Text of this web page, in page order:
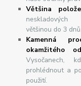
Většina
většinou do 3 dnů.
Kamenná
okamžitého
Vysočanech,
prohlédnout a
použití.